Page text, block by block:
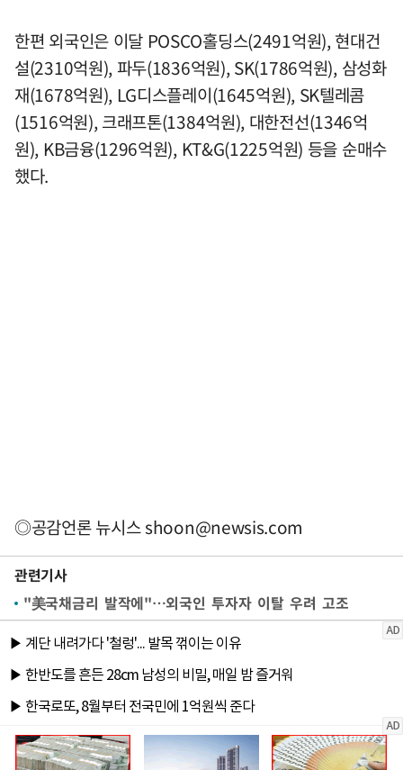
한편 외국인은 이달 POSCO홀딩스(2491억원), 현대건
설(2310억원), 파두(1836억원), SK(1786억원), 삼성화
재(1678억원), LG디스플레이(1645억원), SK텔레콤
(1516억원), 크래프톤(1384억원), 대한전선(1346억
원), KB금융(1296억원), KT&G(1225억원) 등을 순매수
했다.
◎공감언론 뉴시스shoon@newsis.com
관련기사
"美국채금리 발작에"…외국인 투자자 이탈 우려 고조